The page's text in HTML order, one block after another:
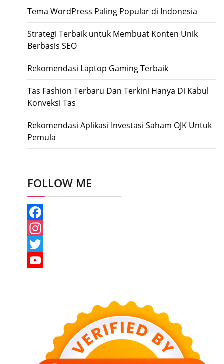
Tema WordPress Paling Popular di Indonesia
Strategi Terbaik untuk Membuat Konten Unik
Berbasis SEO
Rekomendasi Laptop Gaming Terbaik
Tas Fashion Terbaru Dan Terkini Hanya Di Kabul
Konveksi Tas
Rekomendasi Aplikasi Investasi Saham OJK Untuk
Pemula
FOLLOW ME
Facebook
Instagram
Twitter